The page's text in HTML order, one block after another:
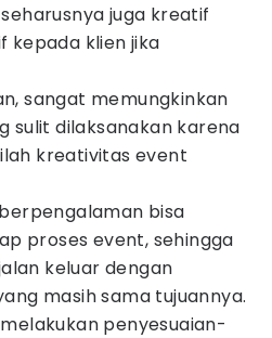
juga kreatif
kepada klien jika
sangat memungkinkan
sulit dilaksanakan karena
kreativitas event
bisa
proses event, sehingga
keluar dengan
masih sama tujuannya.
penyesuaian-